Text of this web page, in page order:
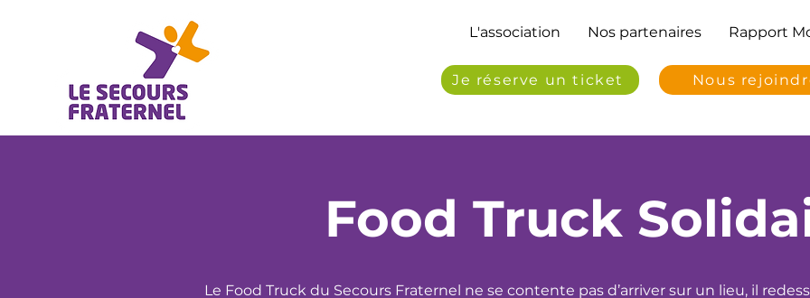
L'association Nos partenaires Rapport
Je réserve un ticket Nous
Food Truck
Le Food Truck du Secours Fraternel ne se contente pas d’arriver sur un lieu, il